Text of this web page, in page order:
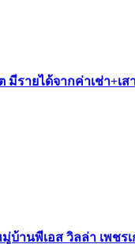
มีรายได้จากค่าเช่า+
านพีเอส วิลล่า เพชร